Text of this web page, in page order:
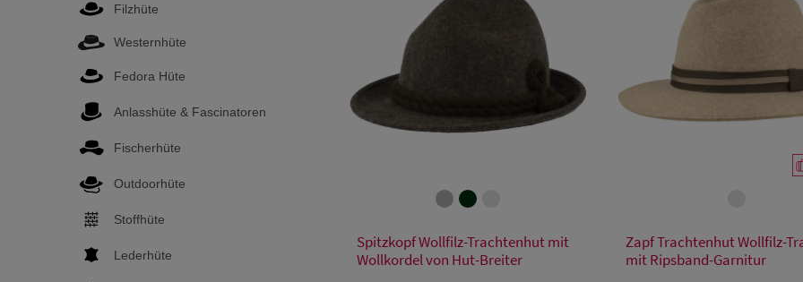
Filzhüte
Westernhüte
Fedora Hüte
Anlasshüte & Fascinatoren
Fischerhüte
Outdoorhüte
Stoffhüte
Lederhüte S M L XL
Spitzkopf Wollfilz-Trachtenhut mit
Wollkordel von Hut-Breiter
62 63
Zapf Trachtenhut Wollfilz-
mit Ripsband-Garnitur